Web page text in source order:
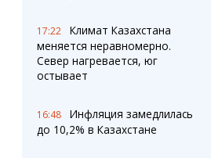
17:22
Климат Казахстана
меняется неравномерно.
Север нагревается, юг
остывает
16:48
Инфляция замедлилась
до 10,2% в Казахстане